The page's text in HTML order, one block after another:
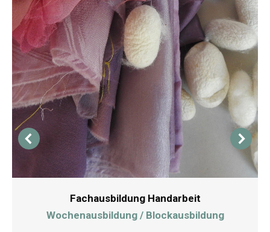
Fachausbildung Handarbeit
Wochenausbildung / Blockausbildung